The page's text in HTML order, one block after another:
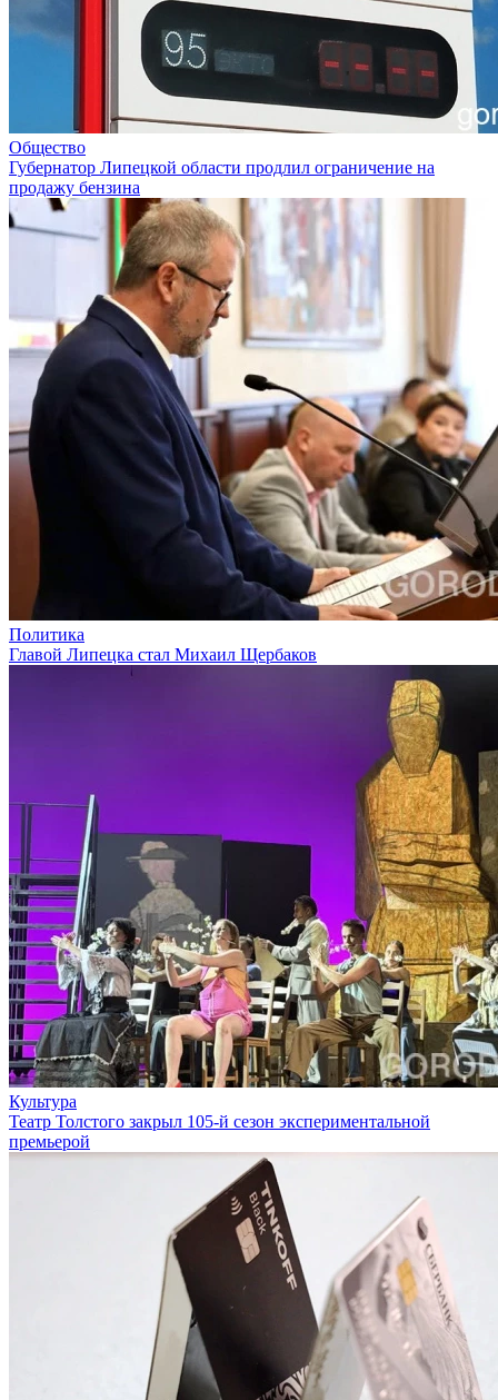
Общество
Губернатор Липецкой области продлил ограничение на
продажу бензина
Политика
Главой Липецка стал Михаил Щербаков
Культура
Театр Толстого закрыл 105-й сезон экспериментальной
премьерой